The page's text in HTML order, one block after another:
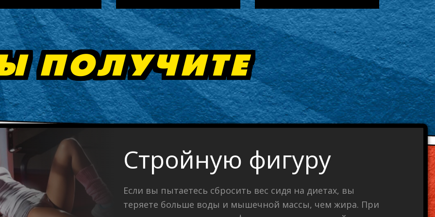
ПОЛУЧИТЕ
Стройную фигуру
Если вы пытаетесь сбросить вес сидя на диетах, вы
теряете больше воды и мышечной массы, чем жира. При